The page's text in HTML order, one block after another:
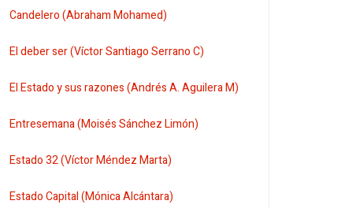
Candelero (Abraham Mohamed)
El deber ser (Víctor Santiago Serrano C)
El Estado y sus razones (Andrés A. Aguilera M)
Entresemana (Moisés Sánchez Limón)
Estado 32 (Víctor Méndez Marta)
Estado Capital (Mónica Alcántara)